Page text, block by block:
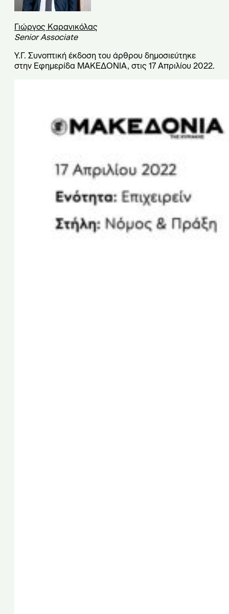
Γιώργος Καρανικόλας
Senior Associate
Υ.Γ. Συνοπτική έκδοση του άρθρου δημοσιεύτηκε
στην Εφημερίδα ΜΑΚΕΔΟΝΙΑ, στις 17 Απριλίου 2022.